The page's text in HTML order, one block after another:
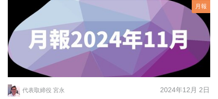
月報
代表取締役 宮永 2024年12月 2日